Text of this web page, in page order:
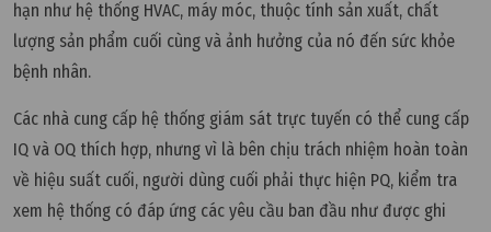
hạn như hệ thống HVAC, máy móc, thuộc tính sản xuất, chất
lượng sản phẩm cuối cùng và ảnh hưởng của nó đến sức khỏe
bệnh nhân.
Các nhà cung cấp hệ thống giám sát trực tuyến có thể cung cấp
IQ và OQ thích hợp, nhưng vì là bên chịu trách nhiệm hoàn toàn
về hiệu suất cuối, người dùng cuối phải thực hiện PQ, kiểm tra
xem hệ thống có đáp ứng các yêu cầu ban đầu như được ghi